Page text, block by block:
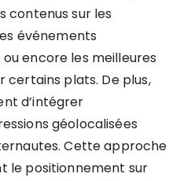
contenus sur les
événements
encore les meilleures
certains plats. De plus,
d’intégrer
géolocalisées
Cette approche
le positionnement sur